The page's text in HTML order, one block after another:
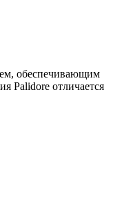
обеспечивающим
Palidore отличается